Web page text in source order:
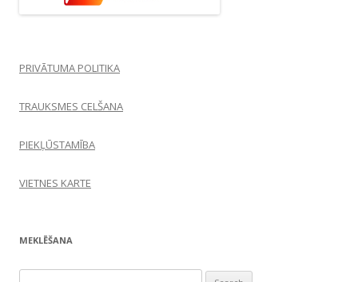
PRIVĀTUMA POLITIKA
TRAUKSMES CELŠANA
PIEKĻŪSTAMĪBA
VIETNES KARTE
MEKLĒŠANA